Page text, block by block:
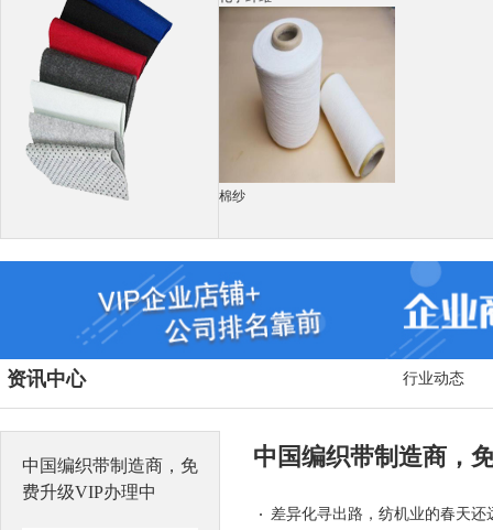
棉纱
行业动态
资讯中心
中国编织带制造商，免
费升级VIP办理中
中国编织带制造商，
差异化寻出路，纺机业的春天还
江苏雏龙机械有限公司
mtxphamm
crawlergo@gmail.com